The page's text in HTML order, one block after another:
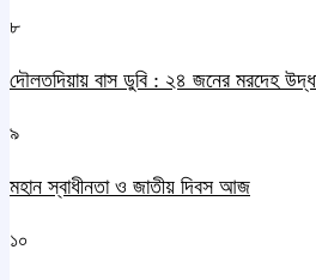
৮
দৌলতদিয়ায় বাস ডুবি : ২৪ জনের মরদেহ
৯
মহান স্বাধীনতা ও জাতীয় দিবস আজ
১০